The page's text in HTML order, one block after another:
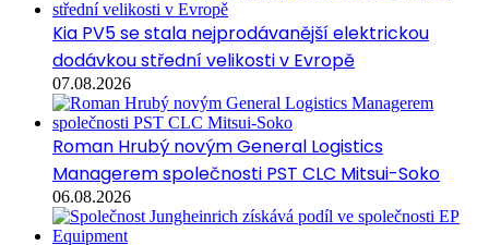
Kia PV5 se stala nejprodávanější elektrickou
dodávkou střední velikosti v Evropě
07.08.2026
Roman Hrubý novým General Logistics
Managerem společnosti PST CLC Mitsui-Soko
06.08.2026